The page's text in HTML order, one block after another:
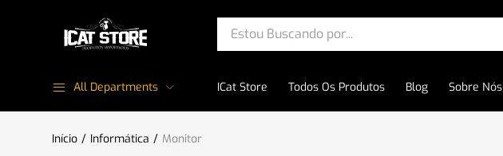
All Departments ICat Store Todos Os Produtos Blog Sobre Nós
Início Informática Monitor